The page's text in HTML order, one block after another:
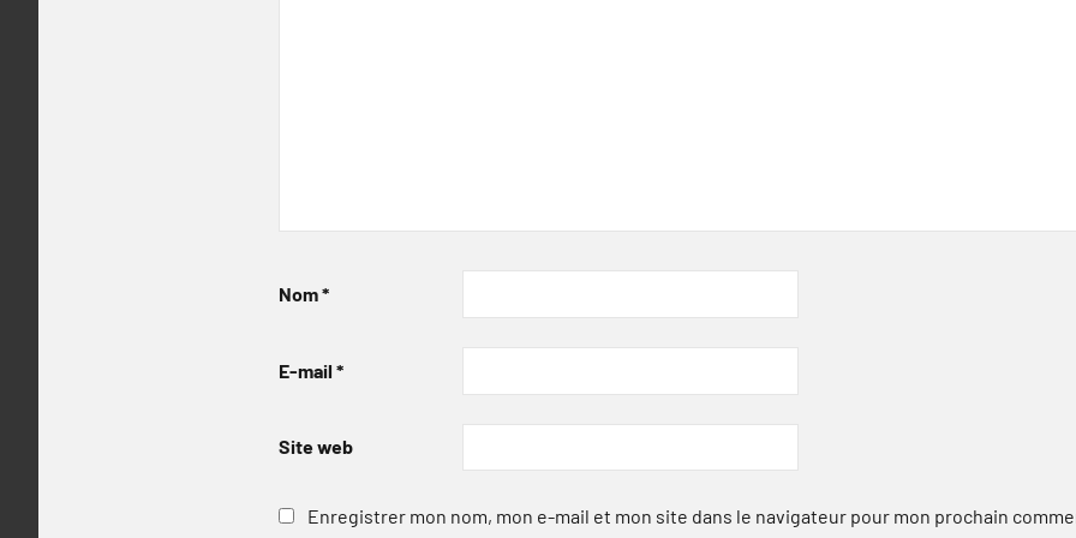
Nom*
E-mail *
Site web
Enregistrer mon nom, mon e-mail et mon site dans le navigateur pour mon prochain